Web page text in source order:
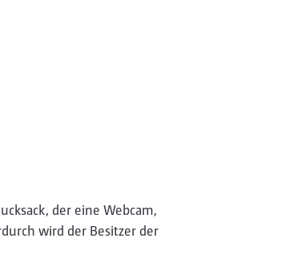
der eine Webcam,
wird der Besitzer der